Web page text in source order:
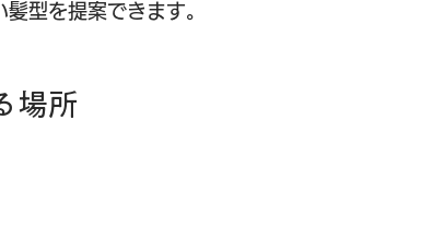
型を提案できます。
場所